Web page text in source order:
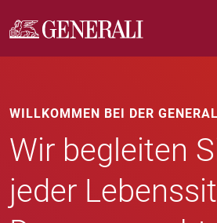
WILLKOMMEN BEI DER
Wir begleiten
jeder